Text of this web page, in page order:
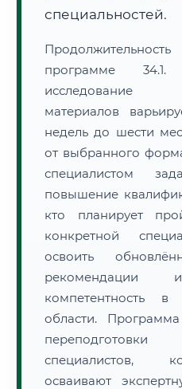
специальностей.
программе 34.1.
исследование
материалов
недель до шести
от выбранного
специалистом
повышение
кто планирует
конкретной
освоить
рекомендации
компетентность в
области.
специалистов,
осваивают